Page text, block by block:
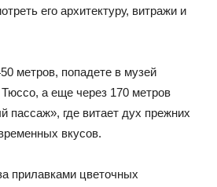
его архитектуру, витражи и
метров, попадете в музей
а еще через 170 метров
пассаж», где витает дух прежних
вкусов.
прилавками цветочных